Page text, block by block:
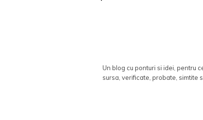
Un blog cu ponturi si idei, pentru
sursa, verificate, probate, simtite si